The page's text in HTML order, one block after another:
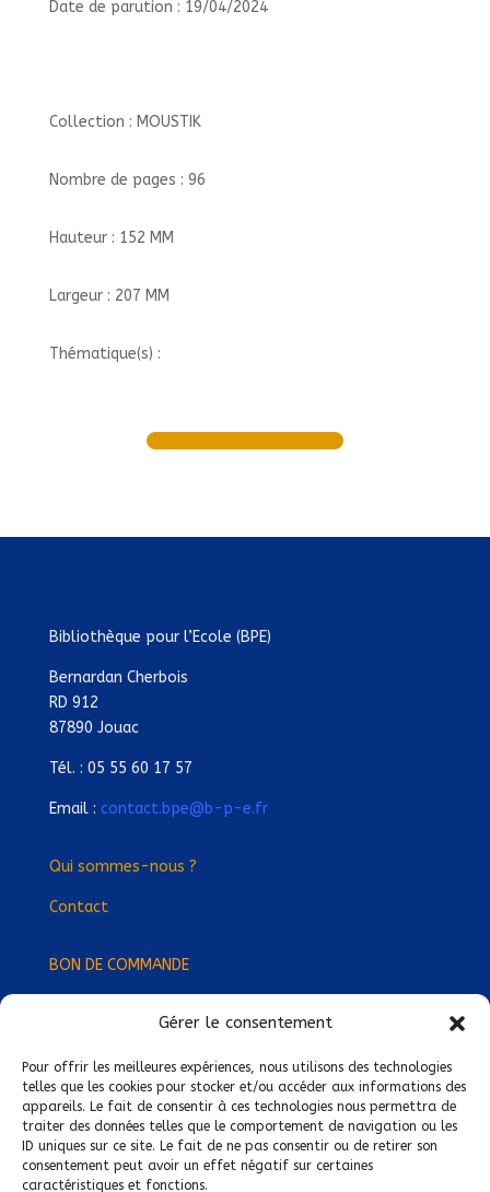
Gérer le consentement
Pour offrir les meilleures expériences, nous utilisons des technologies
telles que les cookies pour stocker et/ou accéder aux informations des
appareils. Le fait de consentir à ces technologies nous permettra de
traiter des données telles que le comportement de navigation ou les
ID uniques sur ce site. Le fait de ne pas consentir ou de retirer son
consentement peut avoir un effet négatif sur certaines
caractéristiques et fonctions.
Date de parution : 19/04/2024
Collection : MOUSTIK
Nombre de pages : 96
Hauteur : 152 MM
Largeur : 207 MM
Thématique(s) :
Bibliothèque pour l’Ecole (BPE)
Bernardan Cherbois
RD 912
87890 Jouac
Tél. : 05 55 60 17 57
Email : contact.bpe@b-p-e.fr
Qui sommes-nous ?
Contact
BON DE COMMANDE
Devenez Délégué·e Régional·e !
Trouvez-nous près de chez vous !
Mentions légales
Conditions générales de vente